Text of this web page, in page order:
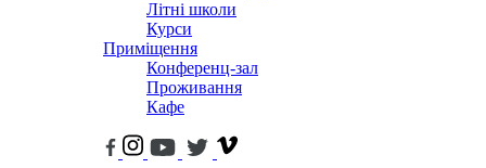
Літні школи
Курси
Приміщення
Конференц-зал
Проживання
Кафе